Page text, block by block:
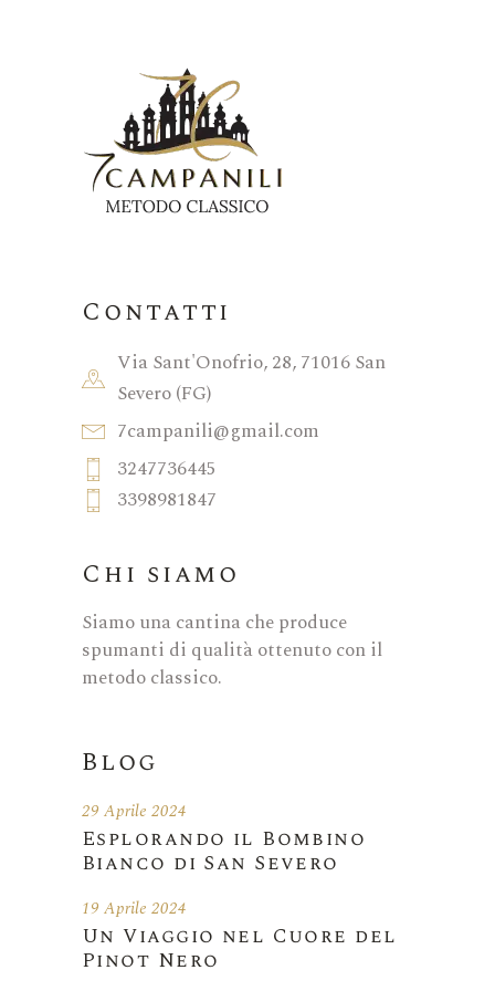
Contatti
Via Sant'Onofrio, 28, 71016 San
Severo (FG)
7campanili@gmail.com
3247736445
3398981847
Chi siamo
Siamo una cantina che produce
spumanti di qualità ottenuto con il
metodo classico.
Blog
Esplorando il Bombino
Bianco di San Severo
29 Aprile 2024
Un Viaggio nel Cuore del
Pinot Nero
19 Aprile 2024